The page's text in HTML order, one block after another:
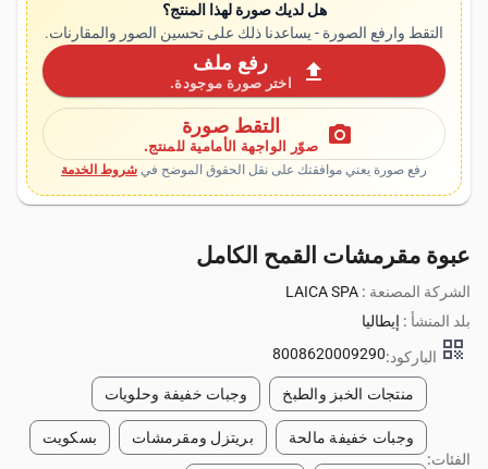
هل لديك صورة لهذا المنتج؟
التقط وارفع الصورة - يساعدنا ذلك على تحسين الصور والمقارنات.
upload رفع ملف
اختر صورة موجودة.
photo_camera التقط صورة
صوّر الواجهة الأمامية للمنتج.
رفع صورة يعني موافقتك على نقل الحقوق الموضح في شروط الخدمة
عبوة مقرمشات القمح الكامل
الشركة المصنعة : LAICA SPA
بلد المنشأ : إيطاليا
qr_code الباركود:8008620009290
الفئات:
منتجات الخبز والطبخ وجبات خفيفة وحلويات
وجبات خفيفة مالحة بريتزل ومقرمشات بسكويت